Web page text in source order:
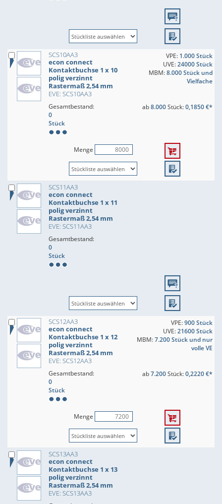
SCS10AA3
econ connect
Kontaktbuchse 1 x 10
polig verzinnt
Rastermaß 2,54 mm
EVE: SCS10AA3
VPE: 1.000 Stück
UVE:24000 Stück
MBM:8.000 Stück und
Vielfache
Gesamtbestand:
0
Stück
ab8.000Stück:0,1850 €*
Menge
SCS11AA3
econ connect
Kontaktbuchse 1 x 11
polig verzinnt
Rastermaß 2,54 mm
EVE: SCS11AA3
Gesamtbestand:
0
Stück
SCS12AA3
econ connect
Kontaktbuchse 1 x 12
polig verzinnt
Rastermaß 2,54 mm
EVE: SCS12AA3
VPE:900 Stück
UVE:21600 Stück
MBM:7.200 Stück und nur
volle VE
Gesamtbestand:
0
Stück
ab7.200Stück:0,2220 €*
Menge
SCS13AA3
econ connect
Kontaktbuchse 1 x 13
polig verzinnt
Rastermaß 2,54 mm
EVE: SCS13AA3